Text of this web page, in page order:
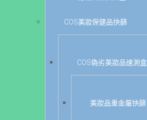
COS美妝保健品快篩
COS偽劣美妝品速測盒
美妝品重金屬快篩